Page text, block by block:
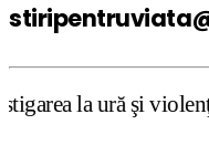
şi violenţă. Dar,